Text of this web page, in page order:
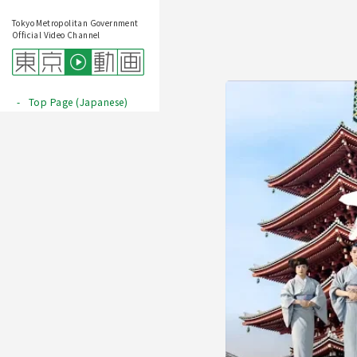
Tokyo Metropolitan Government
Official Video Channel
Top Page (Japanese)